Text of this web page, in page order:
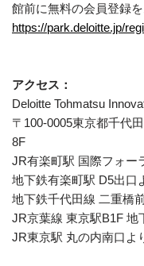
館前に無料の会員登録
https://park.deloitte.jp/
アクセス：
Deloitte Tohmatsu
〒100-0005東京都千代
8F
JR有楽町駅 国際フォー
地下鉄有楽町駅 D5出口
地下鉄千代田線 二重橋
JR京葉線 東京駅B1F 地
JR東京駅 丸の内南口よ